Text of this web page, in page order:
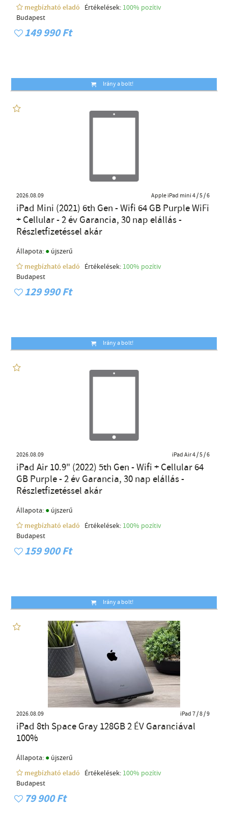
megbízható eladó
Értékelések: 100% pozítiv
Budapest
149 990 Ft
Irány a bolt!
2026.08.09 Apple iPad mini 4 / 5 / 6
iPad Mini (2021) 6th Gen - Wifi 64 GB Purple WiFi
+ Cellular - 2 év Garancia, 30 nap elállás -
Részletfizetéssel akár
Állapota: ● újszerű
megbízható eladó
Értékelések: 100% pozítiv
Budapest
129 990 Ft
Irány a bolt!
2026.08.09 iPad Air 4 / 5 / 6
iPad Air 10.9" (2022) 5th Gen - Wifi + Cellular 64
GB Purple - 2 év Garancia, 30 nap elállás -
Részletfizetéssel akár
Állapota: ● újszerű
megbízható eladó
Értékelések: 100% pozítiv
Budapest
159 900 Ft
Irány a bolt!
2026.08.09 iPad 7 / 8 / 9
iPad 8th Space Gray 128GB 2 ÉV Garanciával
100%
Állapota: ● újszerű
megbízható eladó
Értékelések: 100% pozítiv
Budapest
79 900 Ft